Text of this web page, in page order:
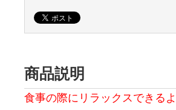
商品説明
食事の際にリラックスできる